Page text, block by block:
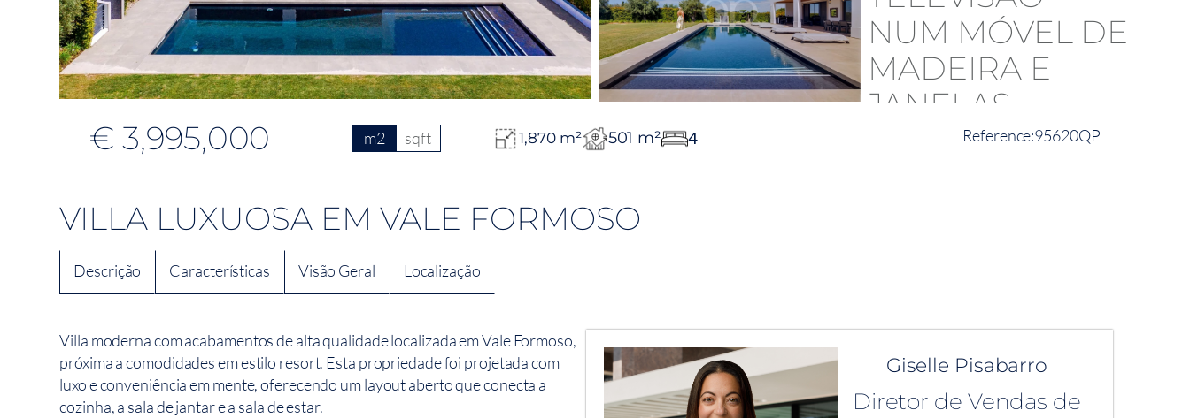
€ 3,995,000 m2 sqft 1,870 m² 501 m² 4 95620QP
VILLA LUXUOSA EM VALE FORMOSO
Descrição Características Visão Geral Localização
Villa moderna com acabamentos de alta qualidade localizada em Vale Formoso,
próxima a comodidades em estilo resort. Esta propriedade foi projetada com
luxo e conveniência em mente, oferecendo um layout aberto que conecta a
cozinha, a sala de jantar e a sala de estar.
Giselle Pisabarro
Diretor de Vendas de